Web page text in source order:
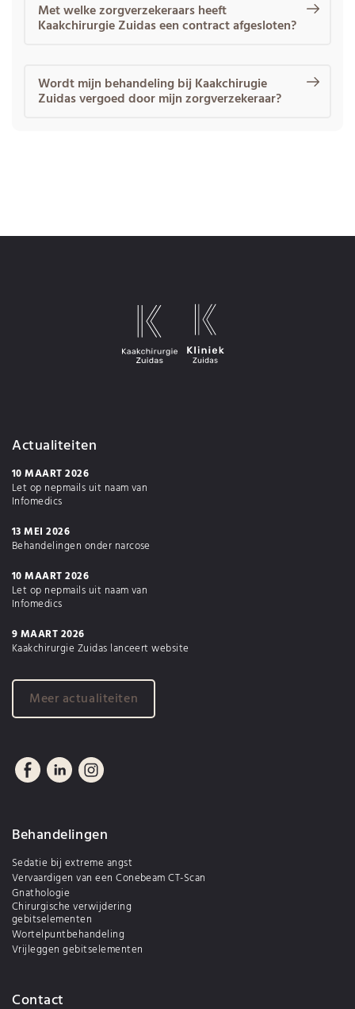
Met welke zorgverzekeraars heeft
Kaakchirurgie Zuidas een contract afgesloten?
Wordt mijn behandeling bij Kaakchirugie
Zuidas vergoed door mijn zorgverzekeraar?
Actualiteiten
10 MAART 2026
Let op nepmails uit naam van
Infomedics
13 MEI 2026
Behandelingen onder narcose
10 MAART 2026
Let op nepmails uit naam van
Infomedics
9 MAART 2026
Kaakchirurgie Zuidas lanceert website
Meer actualiteiten
Behandelingen
Sedatie bij extreme angst
Vervaardigen van een Conebeam CT-Scan
Gnathologie
Chirurgische verwijdering
gebitselementen
Wortelpuntbehandeling
Vrijleggen gebitselementen
Contact